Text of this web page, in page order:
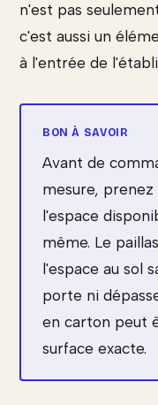
n'est pas
c'est aussi un
à l'entrée de
Avant de
mesure, prenez
l'espace
même. Le
l'espace au sol
porte ni
en carton peut
surface exacte.